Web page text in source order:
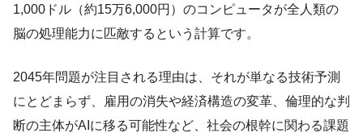
1,000ドル（約15万6,000円）のコンピュータが全人類の
脳の処理能力に匹敵するという計算です。
2045年問題が注目される理由は、それが単なる技術予測
にとどまらず、雇用の消失や経済構造の変革、倫理的な判
断の主体がAIに移る可能性など、社会の根幹に関わる課題